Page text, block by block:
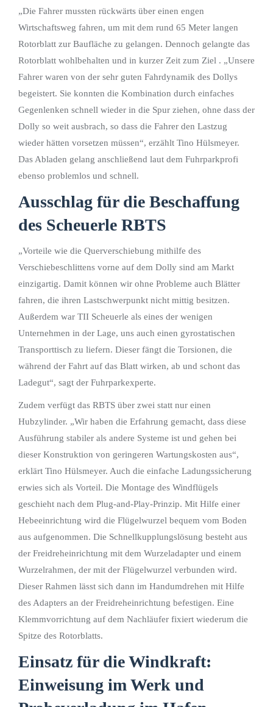
„Die Fahrer mussten rückwärts über einen engen
Wirtschaftsweg fahren, um mit dem rund 65 Meter langen
Rotorblatt zur Baufläche zu gelangen. Dennoch gelangte das
Rotorblatt wohlbehalten und in kurzer Zeit zum Ziel . „Unsere
Fahrer waren von der sehr guten Fahrdynamik des Dollys
begeistert. Sie konnten die Kombination durch einfaches
Gegenlenken schnell wieder in die Spur ziehen, ohne dass der
Dolly so weit ausbrach, so dass die Fahrer den Lastzug
wieder hätten vorsetzen müssen“, erzählt Tino Hülsmeyer.
Das Abladen gelang anschließend laut dem Fuhrparkprofi
ebenso problemlos und schnell.
Ausschlag für die Beschaffung
des Scheuerle RBTS
„Vorteile wie die Querverschiebung mithilfe des
Verschiebeschlittens vorne auf dem Dolly sind am Markt
einzigartig. Damit können wir ohne Probleme auch Blätter
fahren, die ihren Lastschwerpunkt nicht mittig besitzen.
Außerdem war TII Scheuerle als eines der wenigen
Unternehmen in der Lage, uns auch einen gyrostatischen
Transporttisch zu liefern. Dieser fängt die Torsionen, die
während der Fahrt auf das Blatt wirken, ab und schont das
Ladegut“, sagt der Fuhrparkexperte.
Zudem verfügt das RBTS über zwei statt nur einen
Hubzylinder. „Wir haben die Erfahrung gemacht, dass diese
Ausführung stabiler als andere Systeme ist und gehen bei
dieser Konstruktion von geringeren Wartungskosten aus“,
erklärt Tino Hülsmeyer. Auch die einfache Ladungssicherung
erwies sich als Vorteil. Die Montage des Windflügels
geschieht nach dem Plug-and-Play-Prinzip. Mit Hilfe einer
Hebeeinrichtung wird die Flügelwurzel bequem vom Boden
aus aufgenommen. Die Schnellkupplungslösung besteht aus
der Freidreheinrichtung mit dem Wurzeladapter und einem
Wurzelrahmen, der mit der Flügelwurzel verbunden wird.
Dieser Rahmen lässt sich dann im Handumdrehen mit Hilfe
des Adapters an der Freidreheinrichtung befestigen. Eine
Klemmvorrichtung auf dem Nachläufer fixiert wiederum die
Spitze des Rotorblatts.
Einsatz für die Windkraft:
Einweisung im Werk und